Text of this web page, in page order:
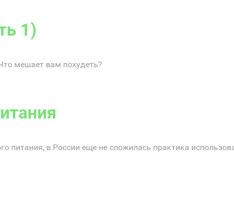
1)
мешает вам похудеть?
питания, в России еще не сложилась практика